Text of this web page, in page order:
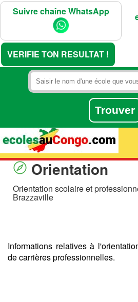
Suivre chaîne WhatsApp
VERIFIE TON RESULTAT !
Orientation
Orientation scolaire et
Brazzaville
Informations relatives à
de carrières professionnelles.